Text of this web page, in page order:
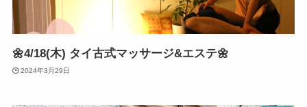
🌼4/18(木) タイ古式マッサージ&エステ🌼
2024年3月29日